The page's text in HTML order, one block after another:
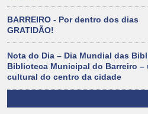
BARREIRO - Por dentro dos dias
GRATIDÃO!
Nota do Dia – Dia Mundial das
Biblioteca Municipal do Barreiro –
cultural do centro da cidade